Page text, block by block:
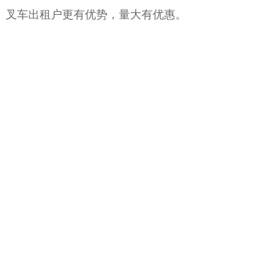
叉车出租户更有优势，量大有优惠。